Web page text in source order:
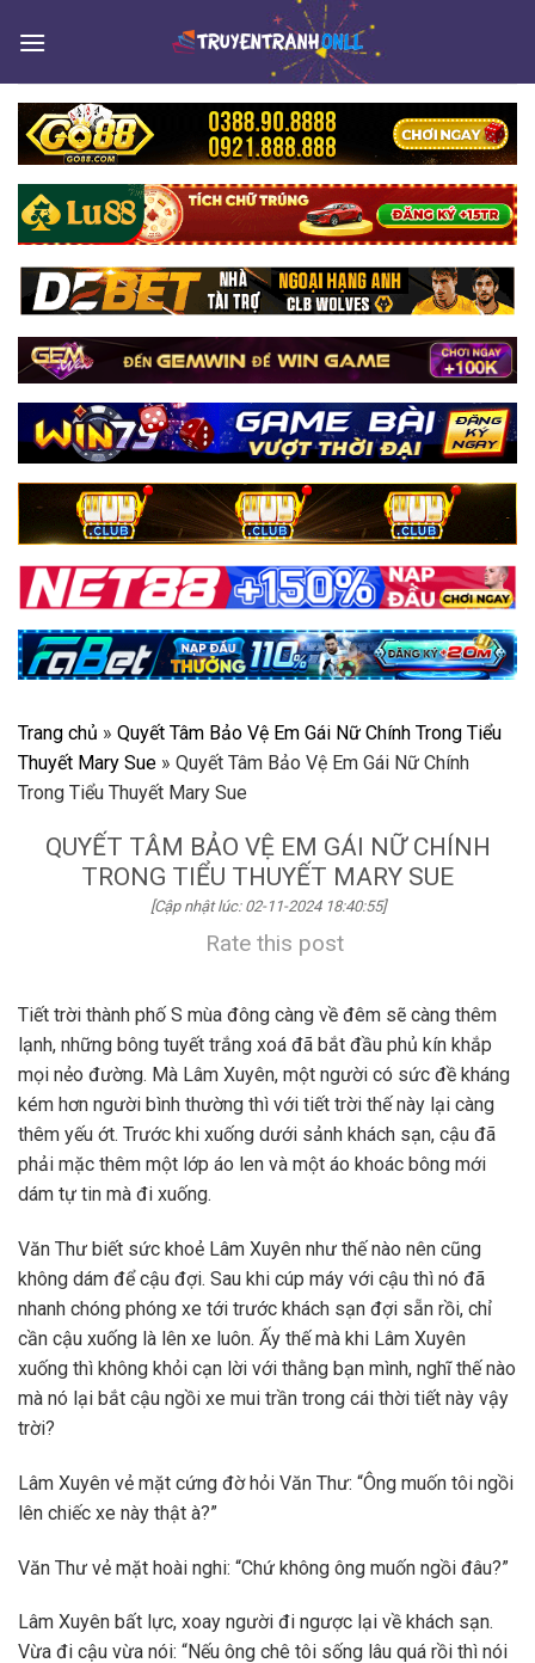
Trang chủ » Quyết Tâm Bảo Vệ Em Gái Nữ Chính Trong Tiểu
Thuyết Mary Sue » Quyết Tâm Bảo Vệ Em Gái Nữ Chính
Trong Tiểu Thuyết Mary Sue
QUYẾT TÂM BẢO VỆ EM GÁI NỮ CHÍNH
TRONG TIỂU THUYẾT MARY SUE
[Cập nhật lúc: 02-11-2024 18:40:55]
Rate this post
Tiết trời thành phố S mùa đông càng về đêm sẽ càng thêm
lạnh, những bông tuyết trắng xoá đã bắt đầu phủ kín khắp
mọi nẻo đường. Mà Lâm Xuyên, một người có sức đề kháng
kém hơn người bình thường thì với tiết trời thế này lại càng
thêm yếu ớt. Trước khi xuống dưới sảnh khách sạn, cậu đã
phải mặc thêm một lớp áo len và một áo khoác bông mới
dám tự tin mà đi xuống.
Văn Thư biết sức khoẻ Lâm Xuyên như thế nào nên cũng
không dám để cậu đợi. Sau khi cúp máy với cậu thì nó đã
nhanh chóng phóng xe tới trước khách sạn đợi sẵn rồi, chỉ
cần cậu xuống là lên xe luôn. Ấy thế mà khi Lâm Xuyên
xuống thì không khỏi cạn lời với thằng bạn mình, nghĩ thế nào
mà nó lại bắt cậu ngồi xe mui trần trong cái thời tiết này vậy
trời?
Lâm Xuyên vẻ mặt cứng đờ hỏi Văn Thư: “Ông muốn tôi ngồi
lên chiếc xe này thật à?”
Văn Thư vẻ mặt hoài nghi: “Chứ không ông muốn ngồi đâu?”
Lâm Xuyên bất lực, xoay người đi ngược lại về khách sạn.
Vừa đi cậu vừa nói: “Nếu ông chê tôi sống lâu quá rồi thì nói